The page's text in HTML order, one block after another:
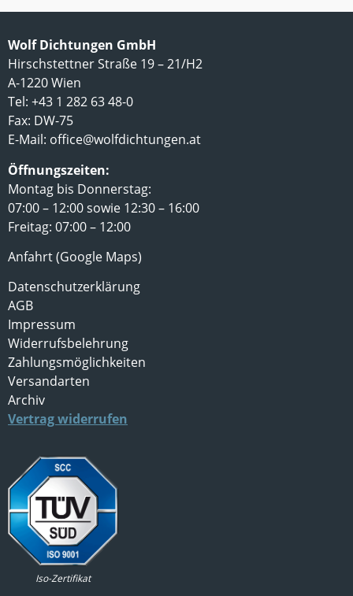
Wolf Dichtungen GmbH
Hirschstettner Straße 19 – 21/H2
A-1220 Wien
Tel: +43 1 282 63 48-0
Fax: DW-75
E-Mail: office@wolfdichtungen.at
Öffnungszeiten:
Montag bis Donnerstag:
07:00 – 12:00 sowie 12:30 – 16:00
Freitag: 07:00 – 12:00
Anfahrt (Google Maps)
Datenschutzerklärung
AGB
Impressum
Widerrufsbelehrung
Zahlungsmöglichkeiten
Versandarten
Archiv
Vertrag widerrufen
Iso-Zertifikat